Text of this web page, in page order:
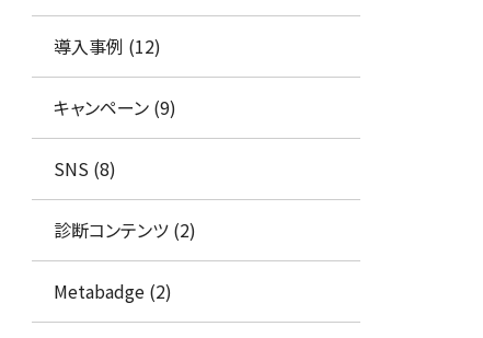
導入事例 (12)
キャンペーン (9)
SNS (8)
診断コンテンツ (2)
Metabadge (2)